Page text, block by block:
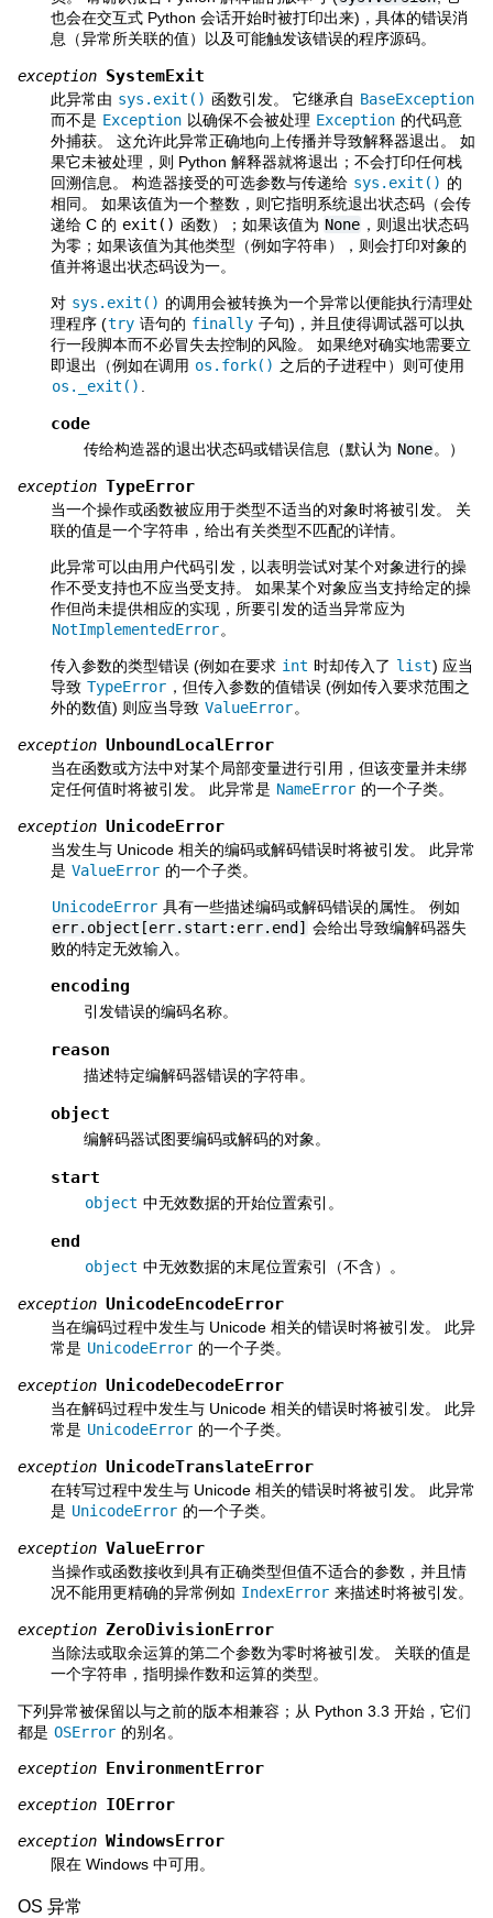
也会在交互式 Python 会话开始时被打印出来)，具体的错误消
息（异常所关联的值）以及可能触发该错误的程序源码。
exception SystemExit
此异常由 sys.exit() 函数引发。 它继承自 BaseException
而不是 Exception 以确保不会被处理 Exception 的代码意
外捕获。 这允许此异常正确地向上传播并导致解释器退出。 如
果它未被处理，则 Python 解释器就将退出；不会打印任何栈
回溯信息。 构造器接受的可选参数与传递给 sys.exit() 的
相同。 如果该值为一个整数，则它指明系统退出状态码（会传
递给 C 的 exit() 函数）；如果该值为 None ，则退出状态码
为零；如果该值为其他类型（例如字符串），则会打印对象的
值并将退出状态码设为一。
对 sys.exit() 的调用会被转换为一个异常以便能执行清理处
理程序 (try 语句的 finally 子句)，并且使得调试器可以执
行一段脚本而不必冒失去控制的风险。 如果绝对确实地需要立
即退出（例如在调用 os.fork() 之后的子进程中）则可使用
os._exit()
code
传给构造器的退出状态码或错误信息（默认为 None。）
exception TypeError
当一个操作或函数被应用于类型不适当的对象时将被引发。 关
联的值是一个字符串，给出有关类型不匹配的详情。
此异常可以由用户代码引发，以表明尝试对某个对象进行的操
作不受支持也不应当受支持。 如果某个对象应当支持给定的操
作但尚未提供相应的实现，所要引发的适当异常应为
NotImplementedError。
传入参数的类型错误 (例如在要求 int 时却传入了 list) 应当
导致 TypeError ，但传入参数的值错误 (例如传入要求范围之
外的数值) 则应当导致 ValueError。
exception UnboundLocalError
当在函数或方法中对某个局部变量进行引用，但该变量并未绑
定任何值时将被引发。 此异常是 NameError 的一个子类。
exception UnicodeError
当发生与 Unicode 相关的编码或解码错误时将被引发。 此异常
是 ValueError 的一个子类。
UnicodeError 具有一些描述编码或解码错误的属性。 例如
err.object[err.start:err.end] 会给出导致编解码器失
败的特定无效输入。
encoding
引发错误的编码名称。
reason
描述特定编解码器错误的字符串。
object
编解码器试图要编码或解码的对象。
start
object 中无效数据的开始位置索引。
end
object 中无效数据的末尾位置索引（不含）。
exception UnicodeEncodeError
当在编码过程中发生与 Unicode 相关的错误时将被引发。 此异
常是 UnicodeError 的一个子类。
exception UnicodeDecodeError
当在解码过程中发生与 Unicode 相关的错误时将被引发。 此异
常是 UnicodeError 的一个子类。
exception UnicodeTranslateError
在转写过程中发生与 Unicode 相关的错误时将被引发。 此异常
是 UnicodeError 的一个子类。
exception ValueError
当操作或函数接收到具有正确类型但值不适合的参数，并且情
况不能用更精确的异常例如 IndexError 来描述时将被引发。
exception ZeroDivisionError
当除法或取余运算的第二个参数为零时将被引发。 关联的值是
一个字符串，指明操作数和运算的类型。
下列异常被保留以与之前的版本相兼容；从 Python 3.3 开始，它们
都是 OSError 的别名。
exception EnvironmentError
exception IOError
exception WindowsError
限在 Windows 中可用。
OS 异常